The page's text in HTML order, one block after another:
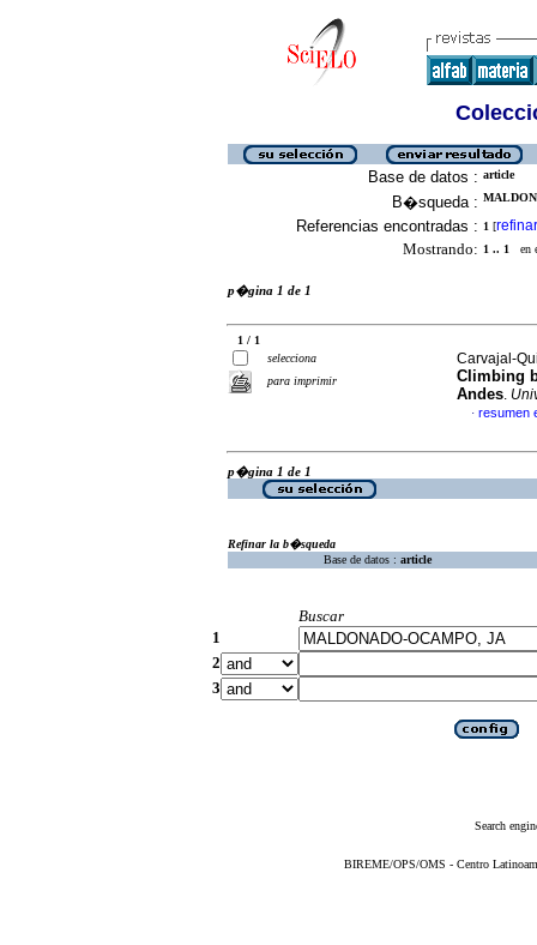
Base de datos : article
B�squeda :
Referencias encontradas : 1 [refinar
Mostrando: 1 .. 1 en
p�gina 1 de 1
1 / 1
selecciona
para imprimir
Carvajal-
Climbing
Andes.
· resumen
p�gina 1 de 1
Refinar la b�squeda
Base de datos : article
Buscar
1
2
3
Search
BIREME/OPS/OMS - Centro